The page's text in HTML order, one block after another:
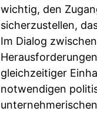
wichtig, den
sicherzustellen,
Im Dialog
gleichzeitiger
notwendigen